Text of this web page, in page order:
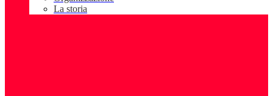
La storia